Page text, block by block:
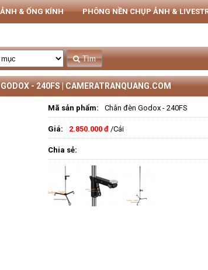
& ỐNG KÍNH PHÔNG NỀN CHỤP ẢNH &
Tìm
- 240FS | CAMERATRANQUANG.COM
Mã sản phẩm: Chân đèn Godox - 240FS
Giá: 2.850.000 đ /Cái
Chia sẻ: